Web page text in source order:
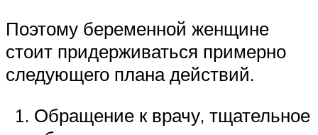
Поэтому беременной женщине
стоит придерживаться примерно
следующего плана действий.
Обращение к врачу, тщательное